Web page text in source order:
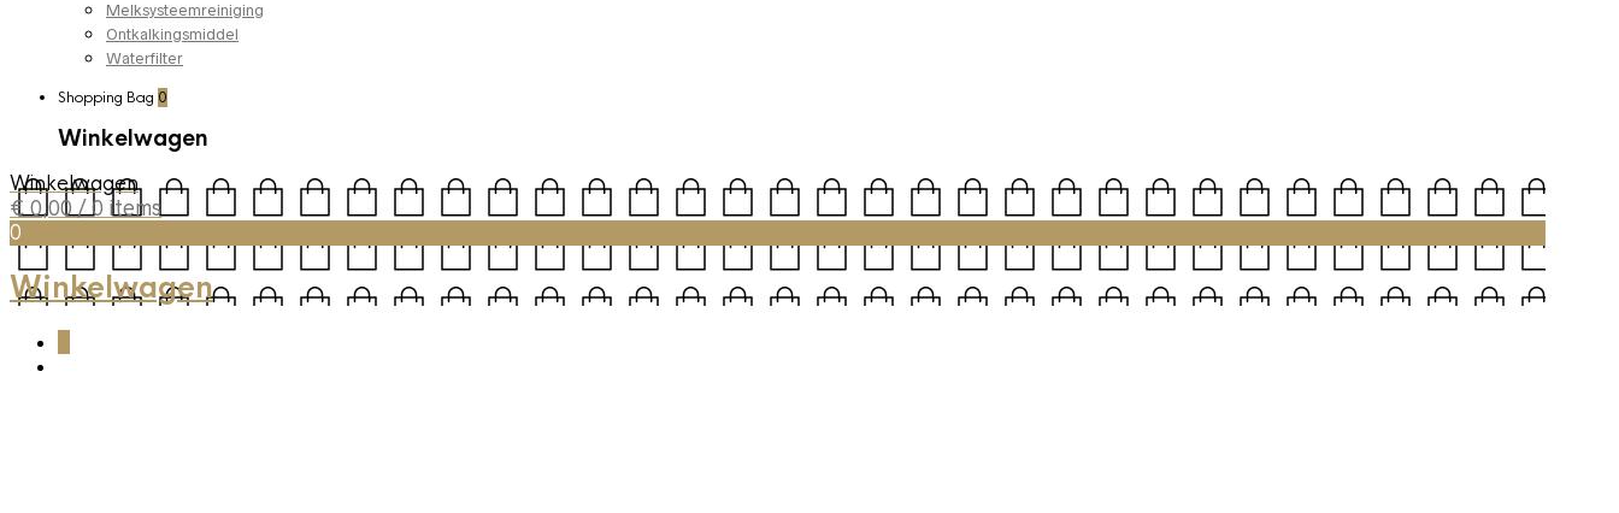
Melksysteemreiniging
Ontkalkingsmiddel
Waterfilter
Shopping Bag 0
Winkelwagen
Winkelwagen
€ 0,00 / 0 items
0
Winkelwagen